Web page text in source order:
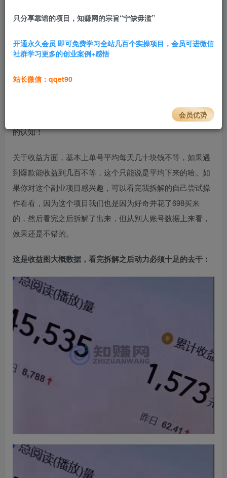
项目介绍
今天拆解的这个项目是西瓜视频副业变现项目，说通俗点就
作，且仅用10分钟就可以制作出一条纯原创的视频，重点是
于无脑操作，如果第一次看到这个项目的会颠覆你对做视频
的认知！​
关于收益方面，基本上单号平均每天几十块钱不等，如果遇
到爆款能收益到几百不等，这个只能说是平均下来的哈。如
果你对这个副业项目感兴趣，可以看完我拆解的自己尝试操
作看看，因为这个项目我们也是因为好奇并花了698买来
的，然后看完之后拆解了出来，但从别人账号数据上来看，
效果还是不错的。​
这是收益图大概数据，看完拆解之后动力必须十足的去干：
只分享靠谱的项目，知赚网的宗旨“宁缺毋滥”
开通永久会员 即可免费学习全站几百个实操项目，会员可进微信
社群学习更多的创业案例+感悟
站长微信：qqet90
会员优势